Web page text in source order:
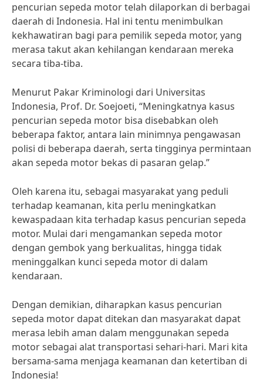
pencurian sepeda motor telah dilaporkan di berbagai
daerah di Indonesia. Hal ini tentu menimbulkan
kekhawatiran bagi para pemilik sepeda motor, yang
merasa takut akan kehilangan kendaraan mereka
secara tiba-tiba.
Menurut Pakar Kriminologi dari Universitas
Indonesia, Prof. Dr. Soejoeti, “Meningkatnya kasus
pencurian sepeda motor bisa disebabkan oleh
beberapa faktor, antara lain minimnya pengawasan
polisi di beberapa daerah, serta tingginya permintaan
akan sepeda motor bekas di pasaran gelap.”
Oleh karena itu, sebagai masyarakat yang peduli
terhadap keamanan, kita perlu meningkatkan
kewaspadaan kita terhadap kasus pencurian sepeda
motor. Mulai dari mengamankan sepeda motor
dengan gembok yang berkualitas, hingga tidak
meninggalkan kunci sepeda motor di dalam
kendaraan.
Dengan demikian, diharapkan kasus pencurian
sepeda motor dapat ditekan dan masyarakat dapat
merasa lebih aman dalam menggunakan sepeda
motor sebagai alat transportasi sehari-hari. Mari kita
bersama-sama menjaga keamanan dan ketertiban di
Indonesia!